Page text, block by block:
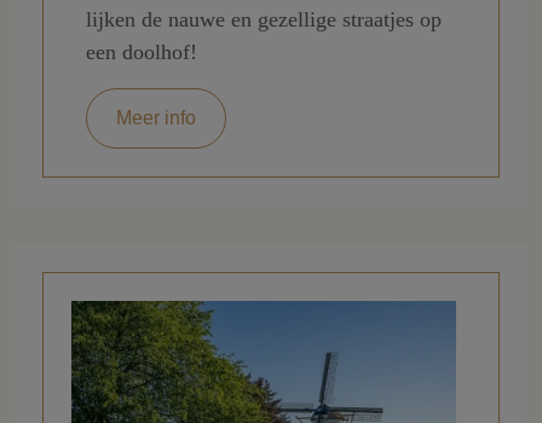
lijken de nauwe en gezellige straatjes op
een doolhof!
Meer info